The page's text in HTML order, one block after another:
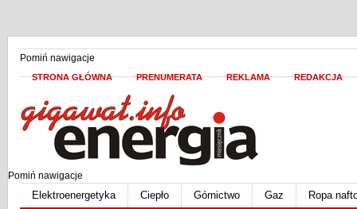
Pomiń nawigacje
STRONA GŁÓWNA PRENUMERATA REKLAMA REDAKCJA
Pomiń nawigacje
Elektroenergetyka Ciepło Górnictwo Gaz Ropa